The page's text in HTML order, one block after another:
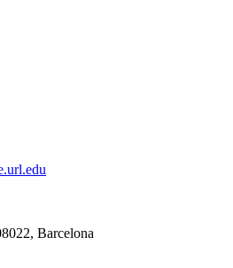
Barcelona